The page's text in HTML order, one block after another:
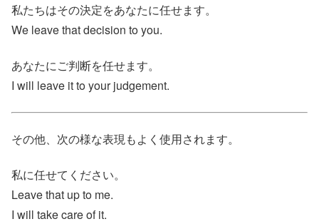
私たちはその決定をあなたに任せます。
We leave that decision to you.
あなたにご判断を任せます。
I will leave it to your judgement.
その他、次の様な表現もよく使用されます。
私に任せてください。
Leave that up to me.
I will take care of it.